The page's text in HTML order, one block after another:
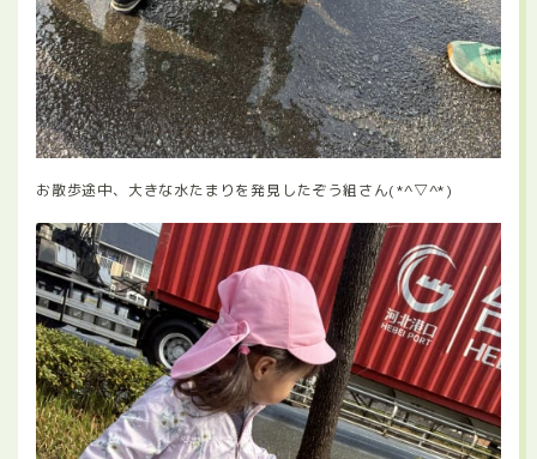
お散歩途中、大きな水たまりを発見したぞう組さん(*^▽^*)